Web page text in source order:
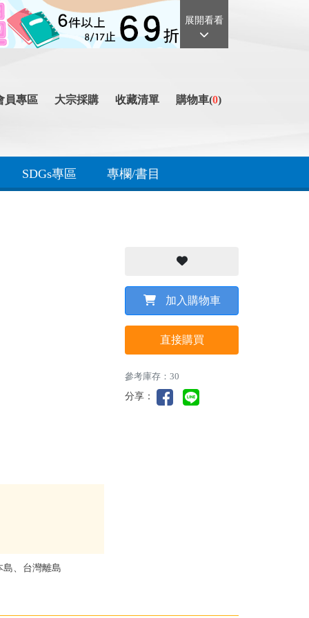
展開看看
員專區 大宗採購 收藏清單 購物車(0)
SDGs專區 專欄/書目
島、台灣離島
加入購物車
直接購買
參考庫存：30
分享：